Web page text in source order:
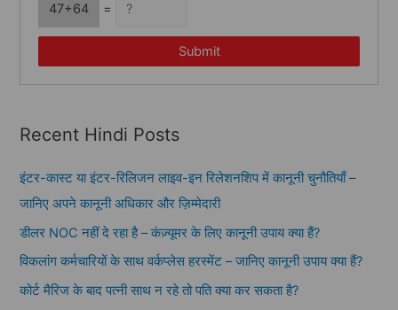
47+64
=
Submit
Recent Hindi Posts
इंटर-कास्ट या इंटर-रिलिजन लाइव-इन रिलेशनशिप में कानूनी चुनौतियाँ –
जानिए अपने कानूनी अधिकार और ज़िम्मेदारी
डीलर NOC नहीं दे रहा है – कंज़्यूमर के लिए कानूनी उपाय क्या हैं?
विकलांग कर्मचारियों के साथ वर्कप्लेस हरस्मेंट – जानिए कानूनी उपाय क्या हैं?
कोर्ट मैरिज के बाद पत्नी साथ न रहे तो पति क्या कर सकता है?